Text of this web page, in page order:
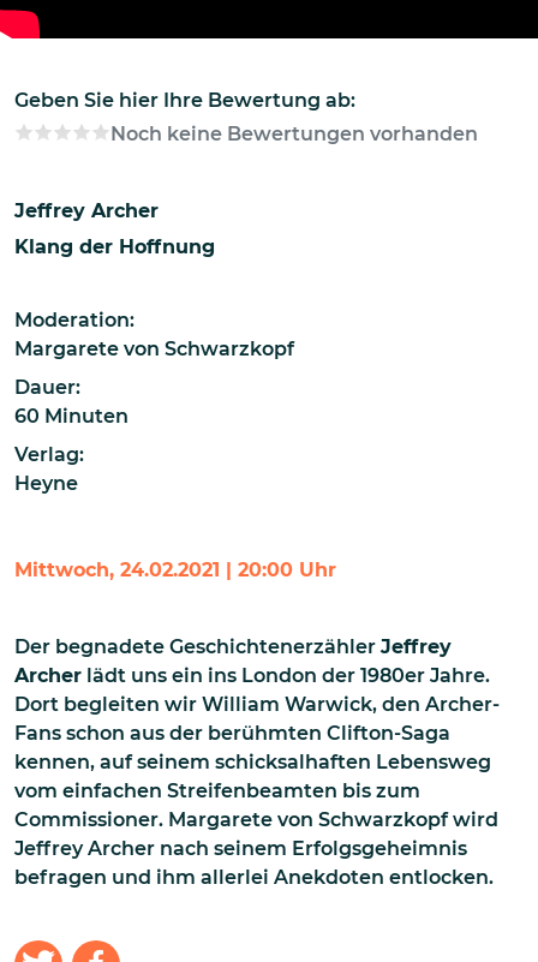
Geben Sie hier Ihre Bewertung ab:
Noch keine Bewertungen vorhanden
Jeffrey Archer
Klang der Hoffnung
Moderation:
Margarete von Schwarzkopf
Dauer:
60 Minuten
Verlag:
Heyne
Mittwoch, 24.02.2021 | 20:00 Uhr
Der begnadete Geschichtenerzähler Jeffrey
Archer lädt uns ein ins London der 1980er Jahre.
Dort begleiten wir William Warwick, den Archer-
Fans schon aus der berühmten Clifton-Saga
kennen, auf seinem schicksalhaften Lebensweg
vom einfachen Streifenbeamten bis zum
Commissioner. Margarete von Schwarzkopf wird
Jeffrey Archer nach seinem Erfolgsgeheimnis
befragen und ihm allerlei Anekdoten entlocken.